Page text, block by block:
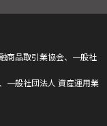
商品取引業協会、一般社
一般社団法人 資産運用業